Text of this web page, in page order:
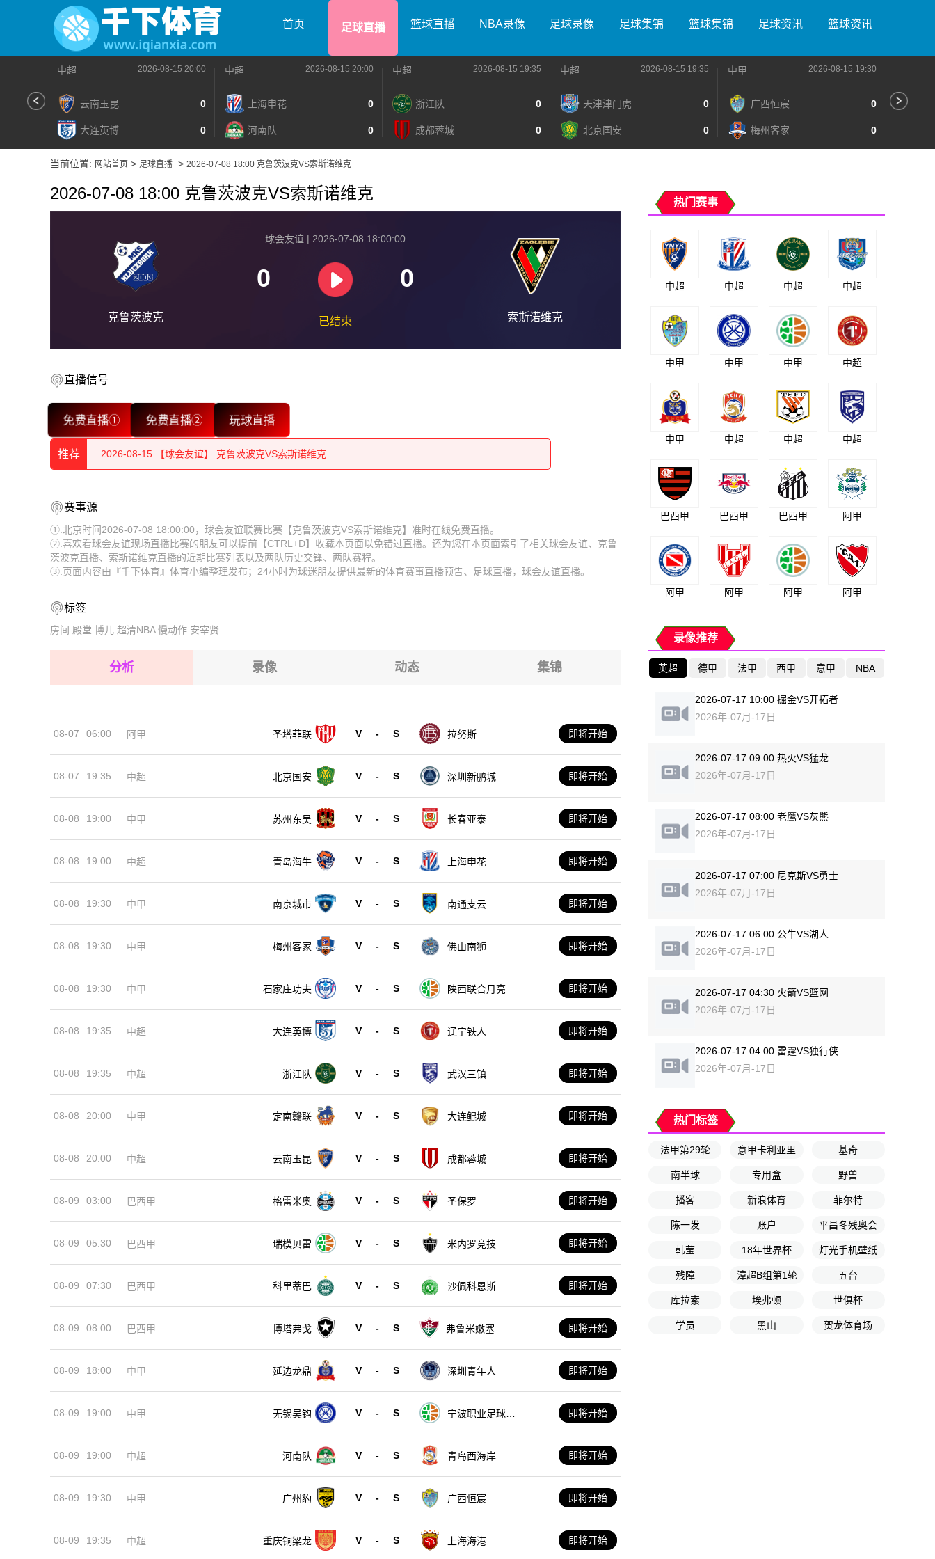
首页 足球直播 篮球直播 NBA录像 足球录像 足球集锦 篮球集锦 足球资讯 篮球资讯
中超 2026-08-15 20:00
云南玉昆 0
大连英博 0
中超 2026-08-15 20:00
上海申花 0
河南队 0
中超 2026-08-15 19:35
浙江队 0
成都蓉城 0
中超 2026-08-15 19:35
天津津门虎 0
北京国安 0
中甲 2026-08-15 19:30
广西恒宸 0
梅州客家 0
当前位置: 网站首页 > 足球直播 > 2026-07-08 18:00 克鲁茨波克VS索斯诺维克
2026-07-08 18:00 克鲁茨波克VS索斯诺维克
克鲁茨波克
球会友谊 | 2026-07-08 18:00:00
0 0
已结束 索斯诺维克
直播信号
免费直播① 免费直播② 玩球直播
推荐
2026-08-15 【球会友谊】 克鲁茨波克VS索斯诺维克
2026-08-15 【球会友谊】 克鲁茨波克VS索斯诺维克
2026-08-15 【球会友谊】 克鲁茨波克VS索斯诺维克
2026-08-15 【球会友谊】 克鲁茨波克VS索斯诺维克
2026-08-15 【球会友谊】 克鲁茨波克VS索斯诺维克
2026-08-15 【球会友谊】 克鲁茨波克VS索斯诺维克
2026-08-15 【球会友谊】 克鲁茨波克VS索斯诺维克
2026-08-15 【球会友谊】 克鲁茨波克VS索斯诺维克
2026-08-15 【球会友谊】 克鲁茨波克VS索斯诺维克
2026-08-14 【球会友谊】 克鲁茨波克VS索斯诺维克
赛事源
①.北京时间2026-07-08 18:00:00，球会友谊联赛比赛【克鲁茨波克VS索斯诺维克】准时在线免费直播。
②.喜欢看球会友谊现场直播比赛的朋友可以提前【CTRL+D】收藏本页面以免错过直播。还为您在本页面索引了相关球会友谊、克鲁
茨波克直播、索斯诺维克直播的近期比赛列表以及两队历史交锋、两队赛程。
③.页面内容由『千下体育』体育小编整理发布；24小时为球迷朋友提供最新的体育赛事直播预告、足球直播，球会友谊直播。
标签
房间 殿堂 博儿 超清NBA 慢动作 安宰贤
分析 录像 动态 集锦
08-07 06:00 阿甲 圣塔菲联 V - S 拉努斯 即将开始
08-07 19:35 中超 北京国安 V - S 深圳新鹏城 即将开始
08-08 19:00 中甲 苏州东吴 V - S 长春亚泰 即将开始
08-08 19:00 中超 青岛海牛 V - S 上海申花 即将开始
08-08 19:30 中甲 南京城市 V - S 南通支云 即将开始
08-08 19:30 中甲 梅州客家 V - S 佛山南狮 即将开始
08-08 19:30 中甲 石家庄功夫 V - S
陕西联合月亮泊
即将开始
08-08 19:35 中超 大连英博 V - S 辽宁铁人 即将开始
08-08 19:35 中超 浙江队 V - S 武汉三镇 即将开始
08-08 20:00 中甲 定南赣联 V - S 大连鲲城 即将开始
08-08 20:00 中超 云南玉昆 V - S 成都蓉城 即将开始
08-09 03:00 巴西甲 格雷米奥 V - S 圣保罗 即将开始
08-09 05:30 巴西甲 瑞模贝雷 V - S 米内罗竞技 即将开始
08-09 07:30 巴西甲 科里蒂巴 V - S 沙佩科恩斯 即将开始
08-09 08:00 巴西甲 博塔弗戈 V - S 弗鲁米嫩塞 即将开始
08-09 18:00 中甲 延边龙鼎 V - S 深圳青年人 即将开始
08-09 19:00 中甲 无锡吴钩 V - S
宁波职业足球俱
即将开始
08-09 19:00 中超 河南队 V - S 青岛西海岸 即将开始
08-09 19:30 中甲 广州豹 V - S 广西恒宸 即将开始
08-09 19:35 中超 重庆铜梁龙 V - S 上海海港 即将开始
热门赛事
中超 中超 中超 中超
中甲 中甲 中甲 中超
中甲 中超 中超 中超
巴西甲 巴西甲 巴西甲 阿甲
阿甲 阿甲 阿甲 阿甲
录像推荐
英超 德甲 法甲 西甲 意甲 NBA
2026-07-17 10:00 掘金VS开拓者
2026年-07月-17日
2026-07-17 09:00 热火VS猛龙
2026年-07月-17日
2026-07-17 08:00 老鹰VS灰熊
2026年-07月-17日
2026-07-17 07:00 尼克斯VS勇士
2026年-07月-17日
2026-07-17 06:00 公牛VS湖人
2026年-07月-17日
2026-07-17 04:30 火箭VS篮网
2026年-07月-17日
2026-07-17 04:00 雷霆VS独行侠
2026年-07月-17日
热门标签
法甲第29轮 意甲卡利亚里 基奇
南半球 专用盒 野兽
播客 新浪体育 菲尔特
陈一发 账户 平昌冬残奥会
韩莹 18年世界杯 灯光手机壁纸
残障 漳超B组第1轮 五台
库拉索 埃弗顿 世俱杯
学员 黑山 贺龙体育场